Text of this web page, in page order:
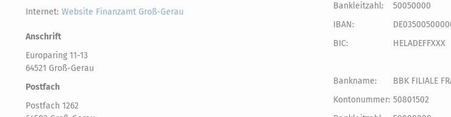
Internet: Website Finanzamt Groß-Gerau
Anschrift
Europaring 11-13
64521 Groß-Gerau
Postfach
Postfach 1262
Bankleitzahl:
50050000
IBAN:
BIC:
HELADEFFXXX
Bankname:
BBK FILIALE
Kontonummer: 50801502